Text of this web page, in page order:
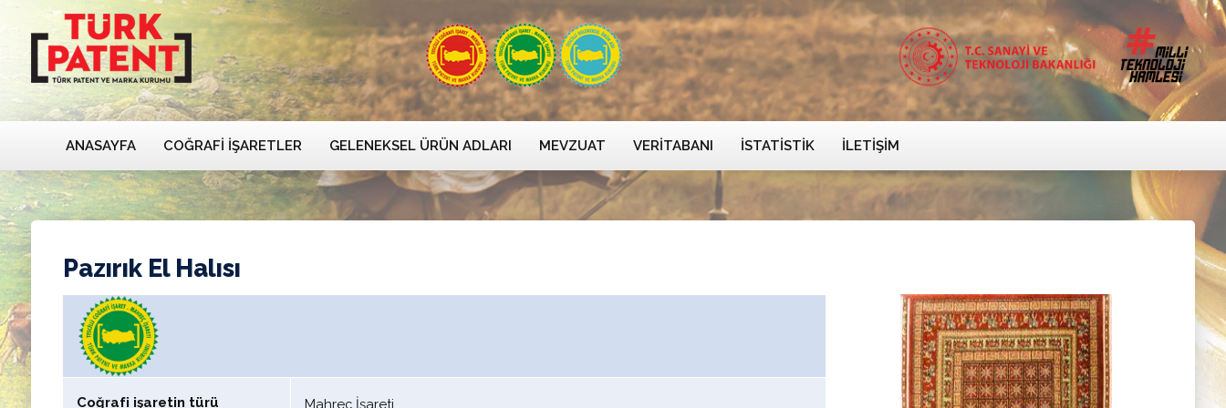
ANASAYFA COĞRAFI İŞARETLER GELENEKSEL ÜRÜN ADLARI MEVZUAT VERITABANI İSTATISTIK İLETIŞIM
Pazırık El Halısı
Coğrafi işaretin türü Mahreç İşareti